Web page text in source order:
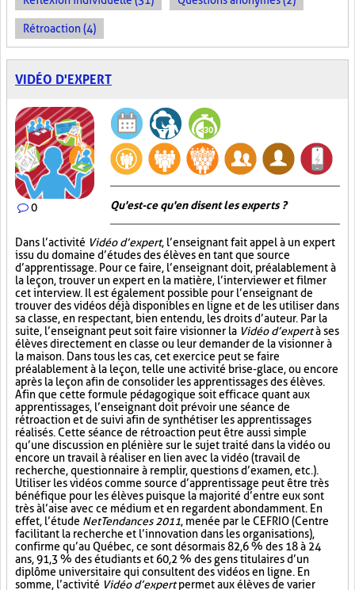
Rétroaction (4)
VIDÉO D'EXPERT
0 Qu'est-ce qu'en disent les experts ?
Dans l’activité Vidéo d’expert, l’enseignant fait appel à un expert
issu du domaine d’études des élèves en tant que source
d’apprentissage. Pour ce faire, l’enseignant doit, préalablement à
la leçon, trouver un expert en la matière, l’interviewer et filmer
cet interview. Il est également possible pour l’enseignant de
trouver des vidéos déjà disponibles en ligne et de les utiliser dans
sa classe, en respectant, bien entendu, les droits d’auteur. Par la
suite, l’enseignant peut soit faire visionner la Vidéo d’expertà ses
élèves directement en classe ou leur demander de la visionner à
la maison. Dans tous les cas, cet exercice peut se faire
préalablement à la leçon, telle une activité brise-glace, ou encore
après la leçon afin de consolider les apprentissages des élèves.
Afin que cette formule pédagogique soit efficace quant aux
apprentissages, l’enseignant doit prévoir une séance de
rétroaction et de suivi afin de synthétiser les apprentissages
réalisés. Cette séance de rétroaction peut être aussi simple
qu’une discussion en plénière sur le sujet traité dans la vidéo ou
encore un travail à réaliser en lien avec la vidéo (travail de
recherche, questionnaire à remplir, questions d’examen, etc.).
Utiliser les vidéos comme source d’apprentissage peut être très
bénéfique pour les élèves puisque la majorité d’entre eux sont
très à l’aise avec ce médium et en regardent abondamment. En
effet, l’étude NetTendances 2011, menée par le CEFRIO (Centre
facilitant la recherche et l’innovation dans les organisations),
confirme qu’au Québec, ce sont désormais 82,6 % des 18 à 24
ans, 91,3 % des étudiants et 60,2 % des gens titulaires d’un
diplôme universitaire qui consultent des vidéos en ligne. En
somme, l’activité Vidéo d’expertpermet aux élèves de varier